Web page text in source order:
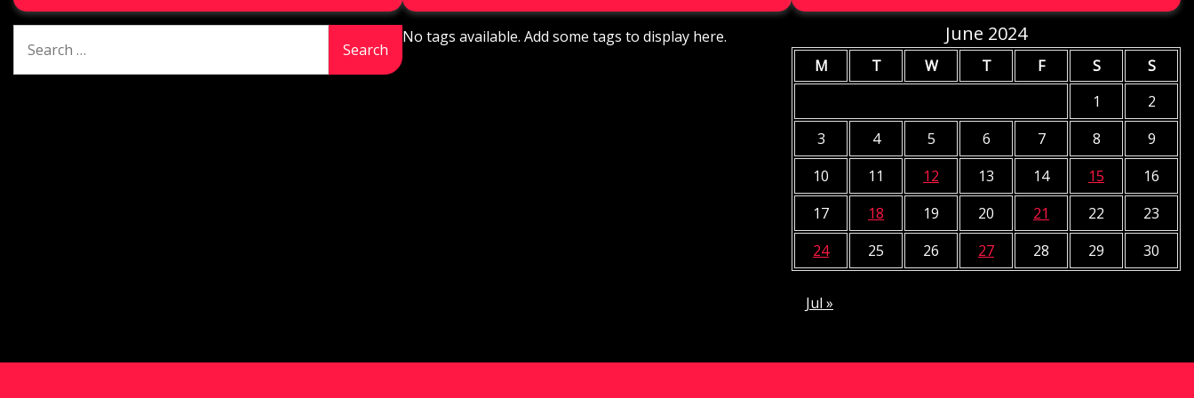
for:
No tags available. Add some tags to display here. June 2024
M T W T F S
S
1
2
3
4 5 6 7 8
9
10
11 12 13 14 15
16
17
18 19 20 21 22
23
24
25 26 27 28 29 30
Jul »